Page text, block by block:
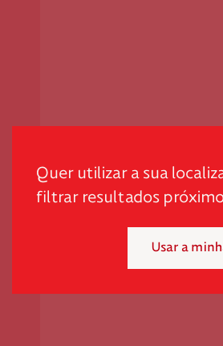
Quer utilizar a sua
filtrar resultados
Usar a